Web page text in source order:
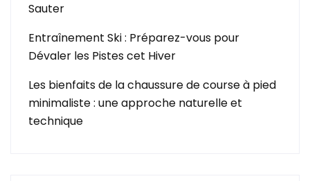
Sauter
Entraînement Ski : Préparez-vous pour
Dévaler les Pistes cet Hiver
Les bienfaits de la chaussure de course à pied
minimaliste : une approche naturelle et
technique